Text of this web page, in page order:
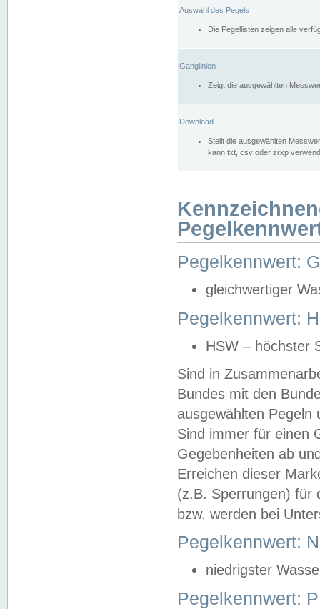
Auswahl des Pegels
Die Pegellisten zeigen alle
Ganglinien
Zeigt die ausgewählten
Download
Stellt die ausgewählten
kann txt, csv oder zrxp
Pegelkennwert:
gleichwertiger
Pegelkennwert:
HSW – höchster
Sind in
Bundes mit den
ausgewählten
Sind immer für einen
Gegebenheiten ab
Erreichen dieser
(z.B. Sperrungen) für
bzw. werden bei
Pegelkennwert:
niedrigster
Pegelkennwert: